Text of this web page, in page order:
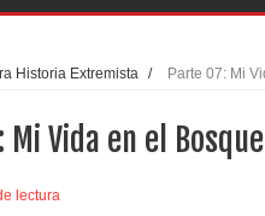
Historia Extremista / Parte 07: Mi
Mi Vida en el
lectura